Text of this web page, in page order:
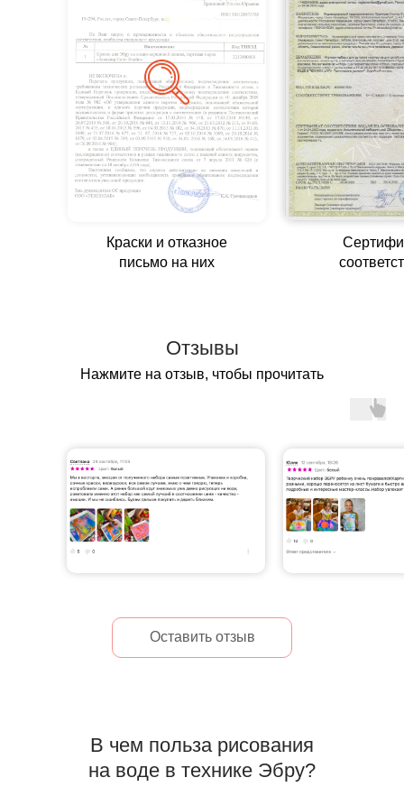
Краски и отказное
письмо на них
Отзывы
Нажмите на отзыв, чтобы прочитать
Оставить отзыв
В чем польза рисования
на воде в технике Эбру?